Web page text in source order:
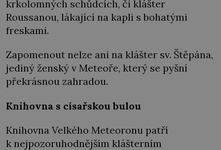
krkolomných schůdcích, či klášter
Roussanou, lákající na kapli s bohatými
freskami.
Zapomenout nelze ani na klášter sv. Štěpána,
jediný ženský v Meteoře, který se pyšní
překrásnou zahradou.
Knihovna s císařskou bulou
Knihovna Velkého Meteoronu patří
k nejpozoruhodnějším klášterním